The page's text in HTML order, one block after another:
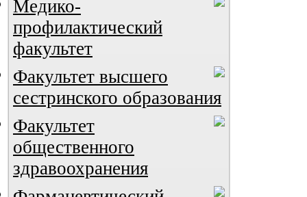
Медико-
профилактический
факультет
Факультет высшего
сестринского образования
Факультет
общественного
здравоохранения